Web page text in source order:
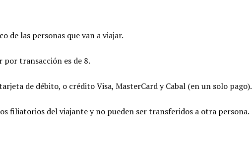
de las personas que van a viajar.
por transacción es de 8.
de débito, o crédito Visa, MasterCard y Cabal (en un solo pago).
filiatorios del viajante y no pueden ser transferidos a otra persona.